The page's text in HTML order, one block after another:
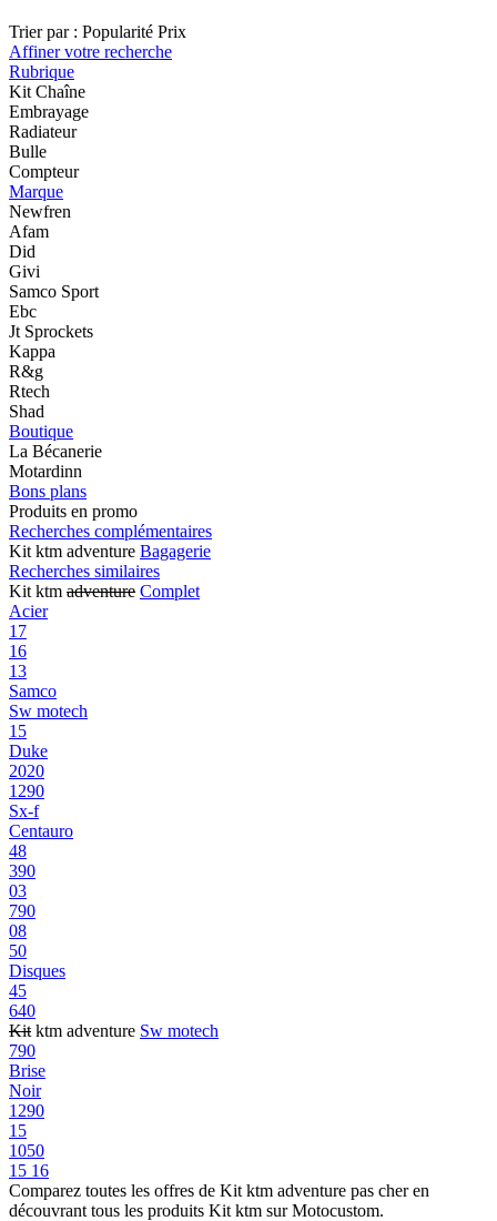
Trier par : Popularité Prix
Affiner votre recherche
Rubrique
Kit Chaîne
Embrayage
Radiateur
Bulle
Compteur
Marque
Newfren
Afam
Did
Givi
Samco Sport
Ebc
Jt Sprockets
Kappa
R&g
Rtech
Shad
Boutique
La Bécanerie
Motardinn
Bons plans
Produits en promo
Recherches complémentaires
Kit ktm adventure Bagagerie
Recherches similaires
Kit ktm adventure Complet
Acier
17
16
13
Samco
Sw motech
15
Duke
2020
1290
Sx-f
Centauro
48
390
03
790
08
50
Disques
45
640
Kit ktm adventure Sw motech
790
Brise
Noir
1290
15
1050
15 16
Comparez toutes les offres de Kit ktm adventure pas cher en
découvrant tous les produits Kit ktm sur Motocustom.